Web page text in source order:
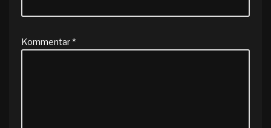
Kommentar *